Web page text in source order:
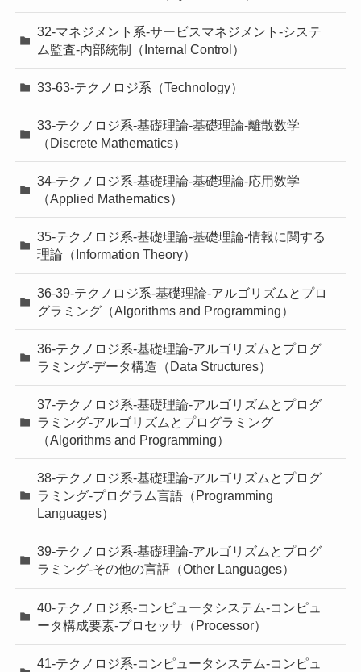
32-マネジメント系-サービスマネジメント-システ
ム監査-内部統制（Internal Control）
33-63-テクノロジ系（Technology）
33-テクノロジ系-基礎理論-基礎理論-離散数学
（Discrete Mathematics）
34-テクノロジ系-基礎理論-基礎理論-応用数学
（Applied Mathematics）
35-テクノロジ系-基礎理論-基礎理論-情報に関する
理論（Information Theory）
36-39-テクノロジ系-基礎理論-アルゴリズムとプロ
グラミング（Algorithms and Programming）
36-テクノロジ系-基礎理論-アルゴリズムとプログ
ラミング-データ構造（Data Structures）
37-テクノロジ系-基礎理論-アルゴリズムとプログ
ラミング-アルゴリズムとプログラミング
（Algorithms and Programming）
38-テクノロジ系-基礎理論-アルゴリズムとプログ
ラミング-プログラム言語（Programming
Languages）
39-テクノロジ系-基礎理論-アルゴリズムとプログ
ラミング-その他の言語（Other Languages）
40-テクノロジ系-コンピュータシステム-コンピュ
ータ構成要素-プロセッサ（Processor）
41-テクノロジ系-コンピュータシステム-コンピュ